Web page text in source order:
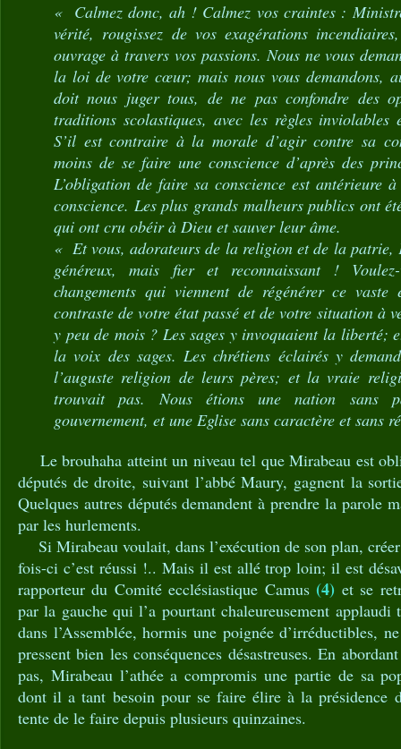
« Calmez donc, ah ! Calmez vos craintes :
vérité, rougissez de vos exagérations
ouvrage à travers vos passions. Nous ne vous
la loi de votre cœur; mais nous vous demandons,
doit nous juger tous, de ne pas confondre des
traditions scolastiques, avec les règles inviolables
S’il est contraire à la morale d’agir contre sa
moins de se faire une conscience d’après des
L’obligation de faire sa conscience est antérieure
conscience. Les plus grands malheurs publics ont
qui ont cru obéir à Dieu et sauver leur âme.
« Et vous, adorateurs de la religion et de la patrie,
généreux, mais fier et reconnaissant !
changements qui viennent de régénérer ce
contraste de votre état passé et de votre situation à
y peu de mois ? Les sages y invoquaient la liberté;
la voix des sages. Les chrétiens éclairés y
l’auguste religion de leurs pères; et la vraie
trouvait pas. Nous étions une nation sans
gouvernement, et une Eglise sans caractère et sans
Le brouhaha atteint un niveau tel que Mirabeau est
députés de droite, suivant l’abbé Maury, gagnent la
Quelques autres députés demandent à prendre la parole
par les hurlements.
Si Mirabeau voulait, dans l’exécution de son plan,
fois-ci c’est réussi !.. Mais il est allé trop loin; il est
rapporteur du Comité ecclésiastique Camus(4) et se
par la gauche qui l’a pourtant chaleureusement applaudi
dans l’Assemblée, hormis une poignée d’irréductibles,
pressent bien les conséquences désastreuses. En
pas, Mirabeau l’athée a compromis une partie de sa
dont il a tant besoin pour se faire élire à la présidence
tente de le faire depuis plusieurs quinzaines.